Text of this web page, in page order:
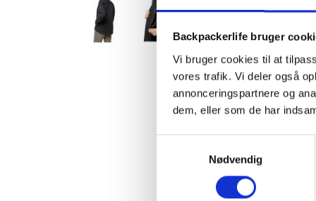
Backpackerlife bruger
Vi bruger cookies til at
vores trafik. Vi deler også
annonceringspartnere og
dem, eller som de har
Nødvendig